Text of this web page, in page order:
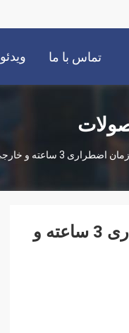
تماس با ما ویدئو
باتری KE003-02M180HE باتری درایور اضطراری LED 2W زمان اضطراری 3 ساعته و